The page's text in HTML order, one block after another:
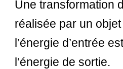
Une transformation
réalisée par un
l’énergie d’entrée
l‘énergie de sortie.